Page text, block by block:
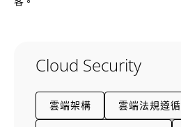
Cloud Security
雲端架構 雲端法規遵循